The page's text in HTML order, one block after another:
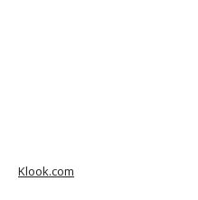
Klook.com